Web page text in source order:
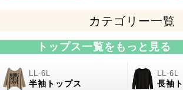
カテゴリー一覧
トップス一覧をもっと見る
半袖トップス 長袖